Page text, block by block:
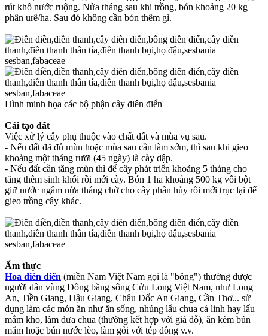
rút khô nước ruộng. Nửa tháng sau khi trồng, bón khoảng 20 kg
phân urê/ha. Sau đó không cần bón thêm gì.
Hình minh họa các bộ phận cây điên điển
Cải tạo đất
Việc xử lý cây phụ thuộc vào chất đất và mùa vụ sau.
- Nếu đất đã đủ mùn hoặc mùa sau cần làm sớm, thì sau khi gieo
khoảng một tháng rưỡi (45 ngày) là cày dập.
- Nếu đất cần tăng mùn thì để cây phát triển khoảng 5 tháng cho
tăng thêm sinh khối rồi mới cày. Bón 1 ha khoảng 500 kg vôi bột
giữ nước ngâm nửa tháng chờ cho cây phân hủy rồi mới trục lại để
gieo trồng cây khác.
Ẩm thực
Hoa điên điển (miền Nam Việt Nam gọi là "bông") thường được
người dân vùng Đồng bằng sông Cửu Long Việt Nam, như Long
An, Tiền Giang, Hậu Giang, Châu Đốc An Giang, Cần Thơ... sử
dụng làm các món ăn như ăn sống, nhúng lẩu chua cá linh hay lẩu
mắm kho, làm dưa chua (thường kết hợp với giá đỗ), ăn kèm bún
mắm hoặc bún nước lèo, làm gỏi với tép đồng v.v.